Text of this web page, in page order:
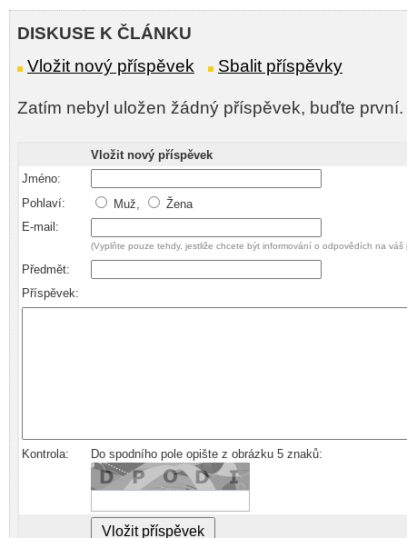
DISKUSE K ČLÁNKU
Vložit nový příspěvek
Sbalit příspěvky
Zatím nebyl uložen žádný příspěvek, buďte první.
Vložit nový příspěvek
Jméno:
Pohlaví:
Muž,
Žena
E-mail:
(Vyplňte pouze tehdy, jestliže chcete být informování o odpovědích na váš
Předmět:
Příspěvek:
Kontrola: Do spodního pole opište z obrázku 5 znaků: